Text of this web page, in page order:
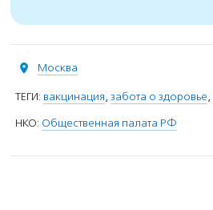
Москва
ТЕГИ: вакцинация, забота о здоровье,
НКО: Общественная палата РФ